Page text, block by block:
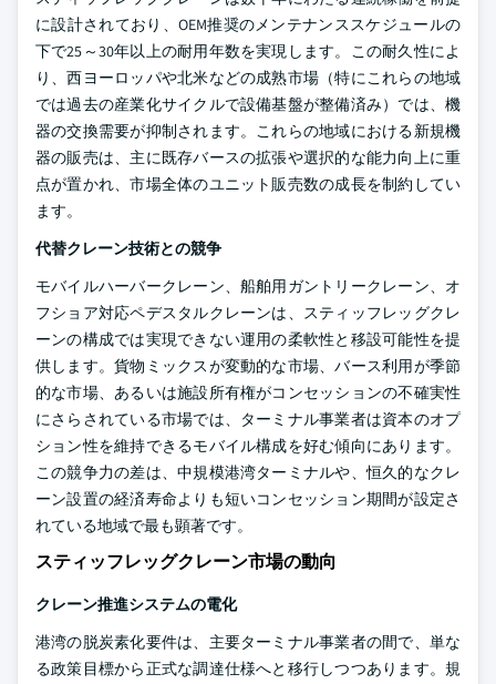
に設計されており、OEM推奨のメンテナンススケジュールの
下で25～30年以上の耐用年数を実現します。この耐久性によ
り、西ヨーロッパや北米などの成熟市場（特にこれらの地域
では過去の産業化サイクルで設備基盤が整備済み）では、機
器の交換需要が抑制されます。これらの地域における新規機
器の販売は、主に既存バースの拡張や選択的な能力向上に重
点が置かれ、市場全体のユニット販売数の成長を制約してい
ます。
代替クレーン技術との競争
モバイルハーバークレーン、船舶用ガントリークレーン、オ
フショア対応ペデスタルクレーンは、スティッフレッグクレ
ーンの構成では実現できない運用の柔軟性と移設可能性を提
供します。貨物ミックスが変動的な市場、バース利用が季節
的な市場、あるいは施設所有権がコンセッションの不確実性
にさらされている市場では、ターミナル事業者は資本のオプ
ション性を維持できるモバイル構成を好む傾向にあります。
この競争力の差は、中規模港湾ターミナルや、恒久的なクレ
ーン設置の経済寿命よりも短いコンセッション期間が設定さ
れている地域で最も顕著です。
スティッフレッグクレーン市場の動向
クレーン推進システムの電化
港湾の脱炭素化要件は、主要ターミナル事業者の間で、単な
る政策目標から正式な調達仕様へと移行しつつあります。規